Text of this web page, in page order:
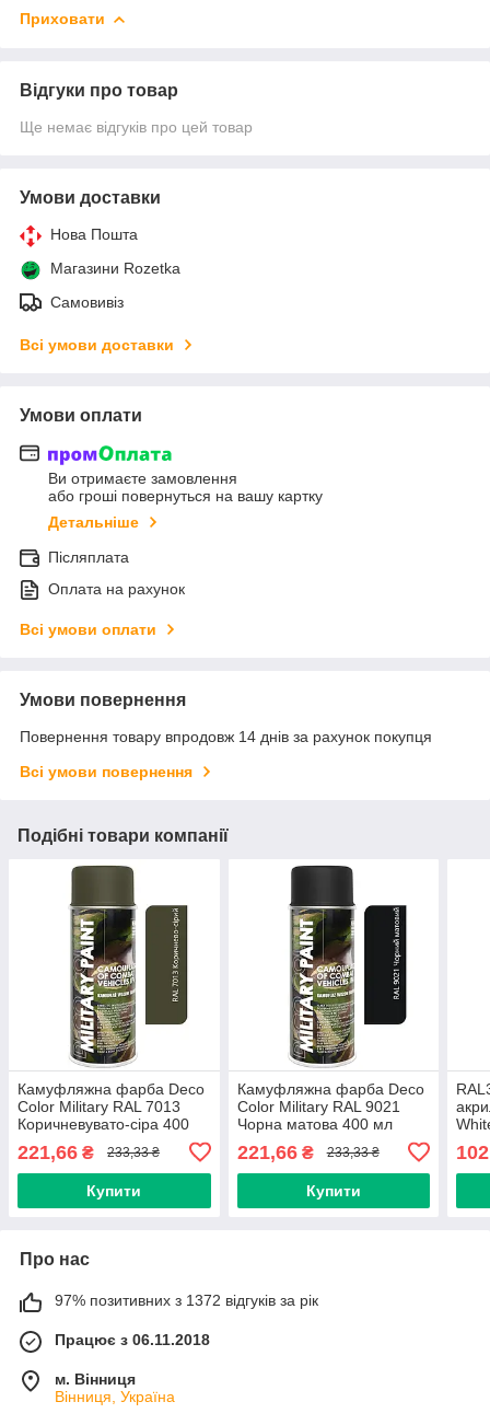
Приховати
Відгуки про товар
Ще немає відгуків про цей товар
Умови доставки
Нова Пошта
Магазини Rozetka
Самовивіз
Всі умови доставки
Умови оплати
Ви отримаєте замовлення
або гроші повернуться на вашу картку
Детальніше
Післяплата
Оплата на рахунок
Всі умови оплати
Умови повернення
Повернення товару впродовж 14 днів за рахунок покупця
Всі умови повернення
Подібні товари компанії
Камуфляжна фарба Deco
Color Military RAL 7013
Коричневувато-сіра 400
антивідблискова)
221,66 ₴ 233,33 ₴
Купити
Камуфляжна фарба Deco
Color Military RAL 9021
Чорна матова 400 мл
антивідблискова)
221,66₴ 233,33 ₴
Купити
Про нас
97% позитивних з 1372 відгуків за рік
Працює з 06.11.2018
м. Вінниця
Вінниця, Україна